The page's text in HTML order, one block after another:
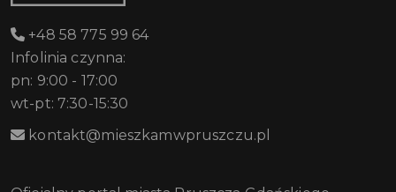
+48 58 775 99 64
Infolinia czynna:
pn: 9:00 - 17:00
wt-pt: 7:30-15:30
kontakt@mieszkamwpruszczu.pl